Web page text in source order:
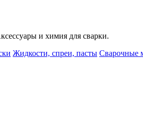
и химия для сварки.
Жидкости, спреи, пасты Сварочные